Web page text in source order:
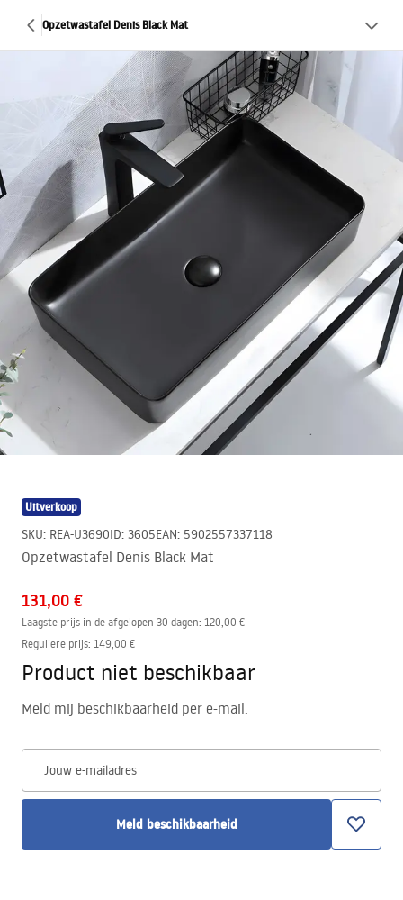
Opzetwastafel Denis Black Mat
Uitverkoop
SKU: REA-U3690ID: 3605EAN: 5902557337118
Opzetwastafel Denis Black Mat
131,00 €
Laagste prijs in de afgelopen 30 dagen: 120,00 €
Reguliere prijs: 149,00 €
Product niet beschikbaar
Meld mij beschikbaarheid per e-mail.
Jouw e-mailadres
Meld beschikbaarheid